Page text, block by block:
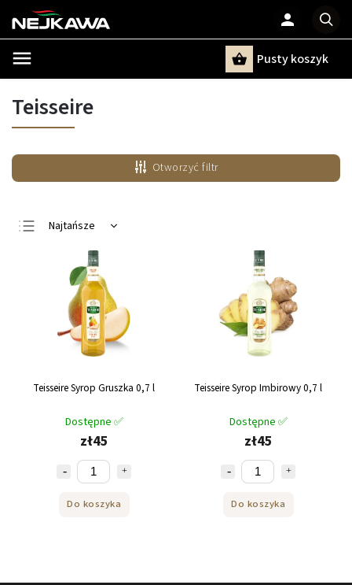
Pusty koszyk
Teisseire
Otworzyć filtr
Najtańsze
Najdroższe
Najczęściej
sprzedawane
Alfabetycznie
Teisseire Syrop Gruszka 0,7 l
Dostępne ✅
zł45
Do koszyka
Teisseire Syrop Imbirowy 0,7 l
Dostępne ✅
zł45
Do koszyka